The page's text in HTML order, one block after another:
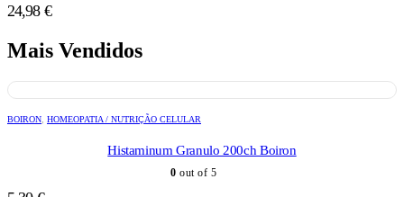
24,98 €
Mais Vendidos
BOIRON HOMEOPATIA / NUTRIÇÃO CELULAR
Histaminum Granulo 200ch Boiron
0 out of 5